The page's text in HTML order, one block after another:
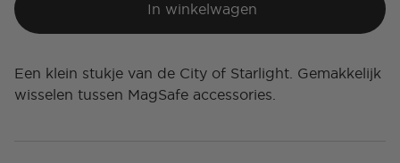
In winkelwagen
Een klein stukje van de City of Starlight. Gemakkelijk
wisselen tussen MagSafe accessories.